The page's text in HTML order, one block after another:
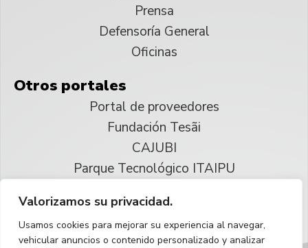
Valorizamos su privacidad.
Usamos cookies para mejorar su experiencia al navegar,
vehicular anuncios o contenido personalizado y analizar
Prensa
Defensoría General
Oficinas
Otros portales
Portal de proveedores
Fundación Tesãi
CAJUBI
Parque Tecnológico ITAIPU
Reservados todos los derechos